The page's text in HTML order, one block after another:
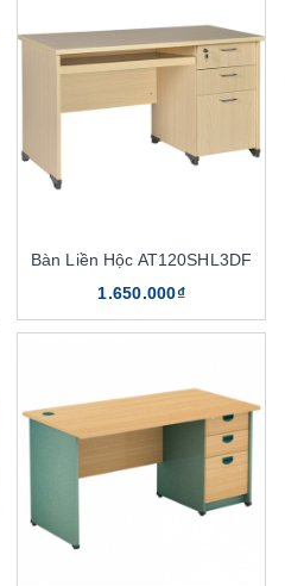
Bàn Liền Hộc AT120SHL3DF
1.650.000₫